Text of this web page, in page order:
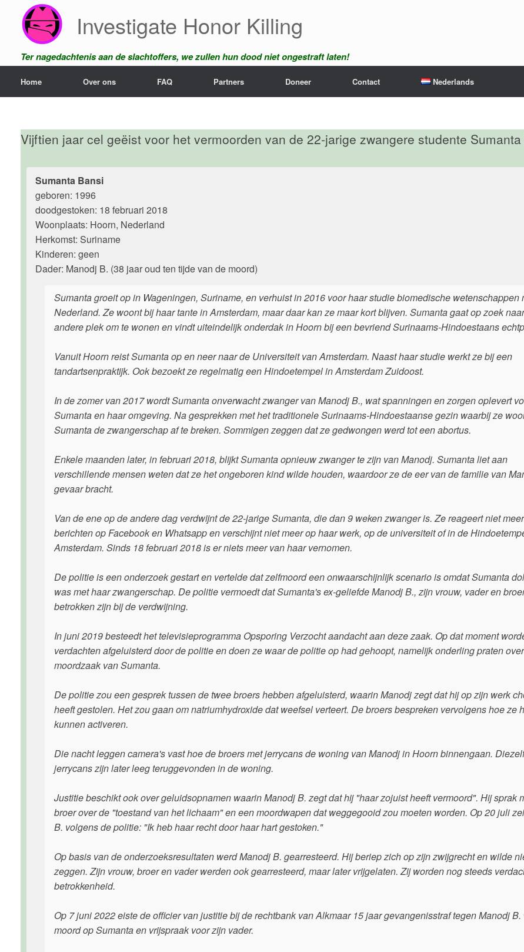
Investigate Honor Killing
Ter nagedachtenis aan de slachtoffers, we zullen hun dood niet ongestraft laten!
Home Over ons FAQ Partners Doneer Contact Nederlands
Vijftien jaar cel geëist voor het vermoorden van de 22-jarige zwangere studente
Sumanta Bansi
geboren: 1996
doodgestoken: 18 februari 2018
Woonplaats: Hoorn, Nederland
Herkomst: Suriname
Kinderen: geen
Dader: Manodj B. (38 jaar oud ten tijde van de moord)
Sumanta groeit op in Wageningen, Suriname, en verhuist in 2016 voor haar studie biomedische wetenschappen
Nederland. Ze woont bij haar tante in Amsterdam, maar daar kan ze maar kort blijven. Sumanta gaat op zoek
andere plek om te wonen en vindt uiteindelijk onderdak in Hoorn bij een bevriend Surinaams-Hindoestaans
Vanuit Hoorn reist Sumanta op en neer naar de Universiteit van Amsterdam. Naast haar studie werkt ze bij een
tandartsenpraktijk. Ook bezoekt ze regelmatig een Hindoetempel in Amsterdam Zuidoost.
In de zomer van 2017 wordt Sumanta onverwacht zwanger van Manodj B., wat spanningen en zorgen oplevert
Sumanta en haar omgeving. Na gesprekken met het traditionele Surinaams-Hindoestaanse gezin waarbij ze
Sumanta de zwangerschap af te breken. Sommigen zeggen dat ze gedwongen werd tot een abortus.
Enkele maanden later, in februari 2018, blijkt Sumanta opnieuw zwanger te zijn van Manodj. Sumanta liet aan
verschillende mensen weten dat ze het ongeboren kind wilde houden, waardoor ze de eer van de familie van
gevaar bracht.
Van de ene op de andere dag verdwijnt de 22-jarige Sumanta, die dan 9 weken zwanger is. Ze reageert niet
berichten op Facebook en Whatsapp en verschijnt niet meer op haar werk, op de universiteit of in de
Amsterdam. Sinds 18 februari 2018 is er niets meer van haar vernomen.
De politie is een onderzoek gestart en vertelde dat zelfmoord een onwaarschijnlijk scenario is omdat Sumanta
was met haar zwangerschap. De politie vermoedt dat Sumanta's ex-geliefde Manodj B., zijn vrouw, vader en
betrokken zijn bij de verdwijning.
In juni 2019 besteedt het televisieprogramma Opsporing Verzocht aandacht aan deze zaak. Op dat moment
verdachten afgeluisterd door de politie en doen ze waar de politie op had gehoopt, namelijk onderling praten
moordzaak van Sumanta.
De politie zou een gesprek tussen de twee broers hebben afgeluisterd, waarin Manodj zegt dat hij op zijn werk
heeft gestolen. Het zou gaan om natriumhydroxide dat weefsel verteert. De broers bespreken vervolgens hoe ze
kunnen activeren.
Die nacht leggen camera's vast hoe de broers met jerrycans de woning van Manodj in Hoorn binnengaan.
jerrycans zijn later leeg teruggevonden in de woning.
Justitie beschikt ook over geluidsopnamen waarin Manodj B. zegt dat hij "haar zojuist heeft vermoord". Hij sprak
broer over de "toestand van het lichaam" en een moordwapen dat weggegooid zou moeten worden. Op 20 juli
B. volgens de politie: "Ik heb haar recht door haar hart gestoken."
Op basis van de onderzoeksresultaten werd Manodj B. gearresteerd. Hij beriep zich op zijn zwijgrecht en wilde
zeggen. Zijn vrouw, broer en vader werden ook gearresteerd, maar later vrijgelaten. Zij worden nog steeds
betrokkenheid.
Op 7 juni 2022 eiste de officier van justitie bij de rechtbank van Alkmaar 15 jaar gevangenisstraf tegen Manodj B.
moord op Sumanta en vrijspraak voor zijn vader.